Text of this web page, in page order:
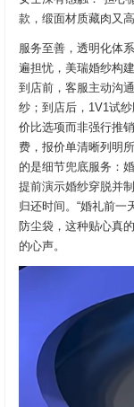
款，缎面材质藏肉又
服务至善，透明化体
遍担忧，美瑞婚纱构
到店前，客服主动沟
纱；到店后，1V1试
价比选项而非强行推
费，报价单清晰列明
的是细节兜底服务：
提前演示婚纱穿脱并
归还时间。“婚礼前一
防尘袋，这种贴心真
的心声。